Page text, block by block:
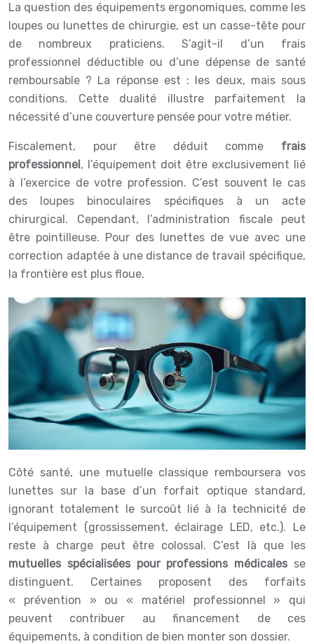
La question des équipements ergonomiques, comme les
loupes ou lunettes de chirurgie, est un casse-tête pour
de nombreux praticiens. S’agit-il d’un frais
professionnel déductible ou d’une dépense de santé
remboursable ? La réponse est : les deux, mais sous
conditions. Cette dualité illustre parfaitement la
nécessité d’une couverture pensée pour votre métier.
Fiscalement, pour être déduit comme frais
professionnel, l’équipement doit être exclusivement lié
à l’exercice de votre profession. C’est souvent le cas
des loupes binoculaires spécifiques à un acte
chirurgical. Cependant, l’administration fiscale peut
être pointilleuse. Pour des lunettes de vue avec une
correction adaptée à une distance de travail spécifique,
la frontière est plus floue.
Côté santé, une mutuelle classique remboursera vos
lunettes sur la base d’un forfait optique standard,
ignorant totalement le surcoût lié à la technicité de
l’équipement (grossissement, éclairage LED, etc.). Le
reste à charge peut être colossal. C’est là que les
mutuelles spécialisées pour professions médicales se
distinguent. Certaines proposent des forfaits
« prévention » ou « matériel professionnel » qui
peuvent contribuer au financement de ces
équipements, à condition de bien monter son dossier.